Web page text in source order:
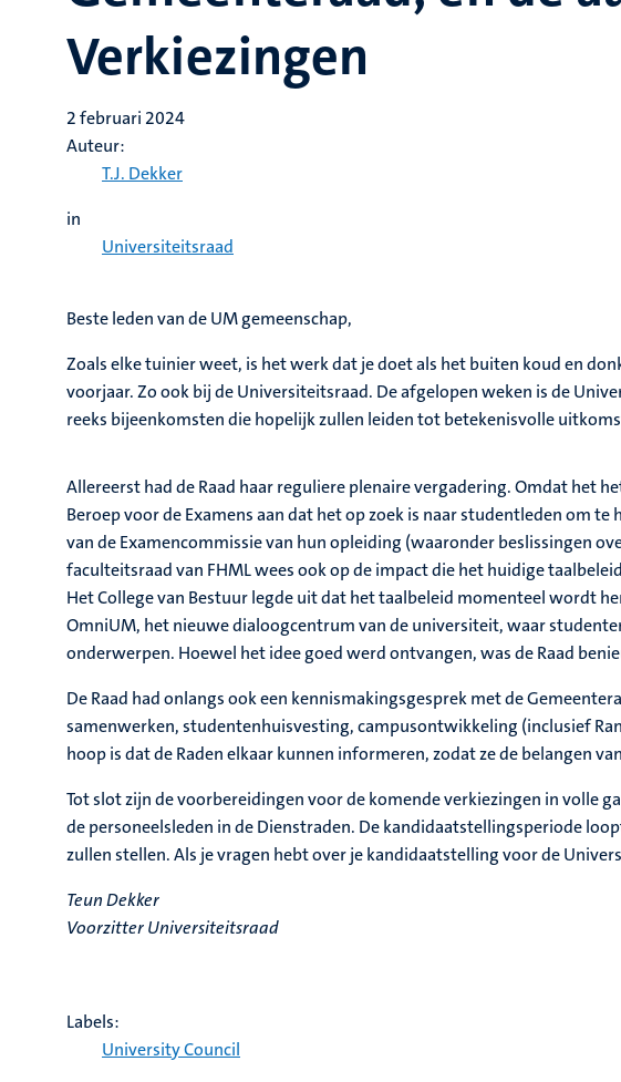
Verkiezingen
2 februari 2024
Auteur:
T.J. Dekker
in
Universiteitsraad
Beste leden van de UM gemeenschap,
Zoals elke tuinier weet, is het werk dat je doet als het buiten koud en
voorjaar. Zo ook bij de Universiteitsraad. De afgelopen weken is de
reeks bijeenkomsten die hopelijk zullen leiden tot betekenisvolle
Allereerst had de Raad haar reguliere plenaire vergadering. Omdat het
Beroep voor de Examens aan dat het op zoek is naar studentleden om
van de Examencommissie van hun opleiding (waaronder beslissingen
faculteitsraad van FHML wees ook op de impact die het huidige
Het College van Bestuur legde uit dat het taalbeleid momenteel wordt
OmniUM, het nieuwe dialoogcentrum van de universiteit, waar
onderwerpen. Hoewel het idee goed werd ontvangen, was de Raad
De Raad had onlangs ook een kennismakingsgesprek met de
samenwerken, studentenhuisvesting, campusontwikkeling (inclusief
hoop is dat de Raden elkaar kunnen informeren, zodat ze de belangen
Tot slot zijn de voorbereidingen voor de komende verkiezingen in volle
de personeelsleden in de Dienstraden. De kandidaatstellingsperiode
zullen stellen. Als je vragen hebt over je kandidaatstelling voor de
Teun Dekker
Voorzitter Universiteitsraad
Labels:
University Council